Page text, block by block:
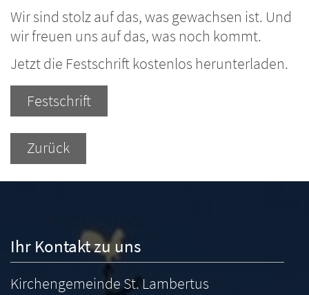
Wir sind stolz auf das, was gewachsen ist. Und
wir freuen uns auf das, was noch kommt.
Jetzt die Festschrift kostenlos herunterladen.
Festschrift
Zurück
Ihr Kontakt zu uns
Kirchengemeinde St. Lambertus